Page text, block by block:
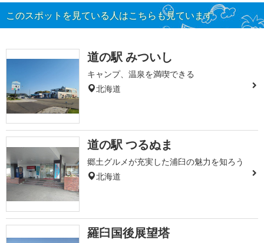
このスポットを見ている人はこちらも見ています
道の駅 みついし
キャンプ、温泉を満喫できる
北海道
道の駅 つるぬま
郷土グルメが充実した浦臼の魅力を知ろう
北海道
羅臼国後展望塔